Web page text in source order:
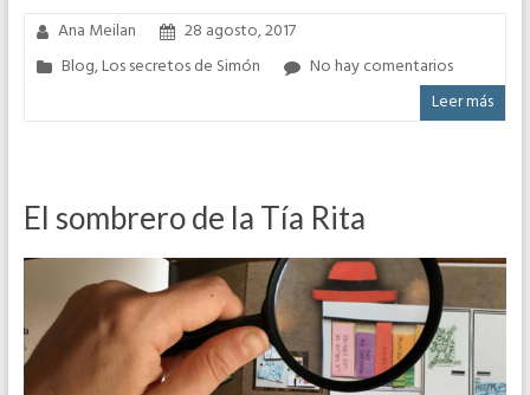
Ana Meilan
28 agosto, 2017
Blog,Los secretos de Simón
No hay comentarios
Leer más
El sombrero de la Tía Rita